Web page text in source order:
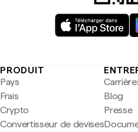
PRODUIT
Pays
Frais
Crypto
Convertisseur de devises
Blog
Presse